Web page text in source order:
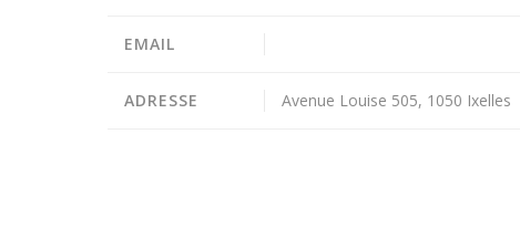
EMAIL
ADRESSE Avenue Louise 505, 1050 Ixelles